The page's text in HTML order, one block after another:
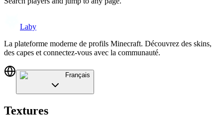
Laby
La plateforme moderne de profils Minecraft. Découvrez des skins,
des capes et connectez-vous avec la communauté.
Français
Textures